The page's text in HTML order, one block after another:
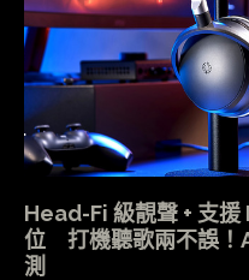
Head-Fi 級靚聲 + 支
位 打機聽歌兩不誤！
測